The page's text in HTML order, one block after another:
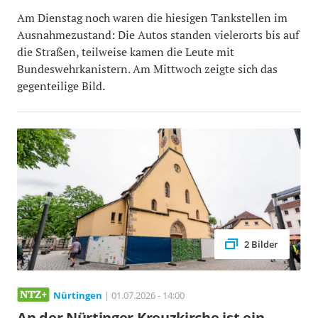
Am Dienstag noch waren die hiesigen Tankstellen im
Ausnahmezustand: Die Autos standen vielerorts bis auf
die Straßen, teilweise kamen die Leute mit
Bundeswehrkanistern. Am Mittwoch zeigte sich das
gegenteilige Bild.
2 Bilder
Nürtingen | 01.07.2026 - 14:00